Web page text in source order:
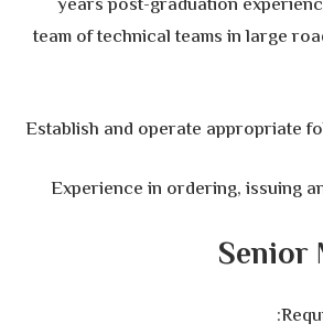
team of technical teams in large